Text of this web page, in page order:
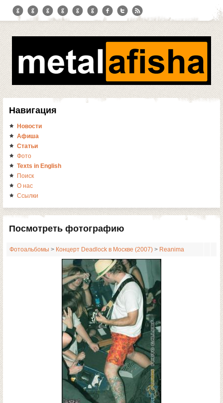
Навигация
Новости
Афиша
Статьи
Фото
Texts in English
Поиск
О нас
Ссылки
Посмотреть фотографию
Фотоальбомы > Концерт Deadlock в Москве (2007) > Reanima